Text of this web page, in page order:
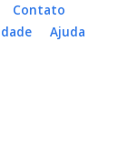
Contato
Ajuda